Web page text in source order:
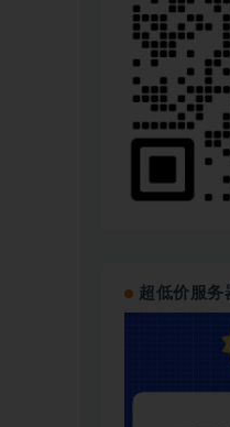
超低价服务